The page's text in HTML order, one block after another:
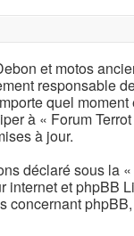
et motos
responsable
quel
à « Forum
à jour.
déclaré sous la «
et phpBB
concernant